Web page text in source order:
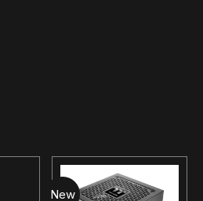
New